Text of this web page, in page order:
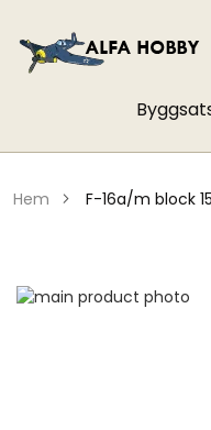
hem f-16a/m block
Hoppa